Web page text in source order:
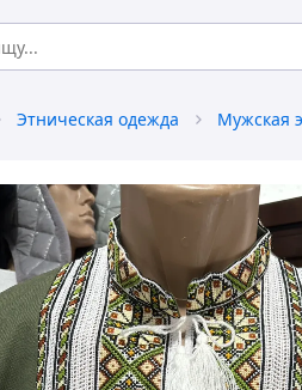
Этническая одежда